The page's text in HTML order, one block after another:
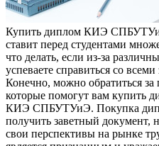
Купить диплoм КИЭ
ставит перед студентами
что делать, если из-за
успеваете справиться со
Конечно, можно обратиться
которые помогут вам купить
КИЭ СПБУТУиЭ. Покупка
получить заветный документ,
свои перспективы на рынке